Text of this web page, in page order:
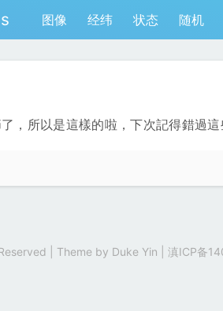
图像 经纬 状态 随机
，所以是這樣的啦，下次記得錯過這
| Theme by Duke Yin 滇ICP备